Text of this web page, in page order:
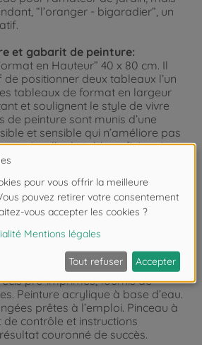
“l’oranger - bigaradier”, un
et gabarit de peinture:
en Hauteur” 40 x 80 cm. Il
positionner deux tableaux l’un
tableaux de format en largeur
et soulignent le style de vivre
de peinture sont munis d’une
et sensible qui n’améliore pas
visuelle du tableau fini mais
caractère pittoresque des
Arts & Crafts
en aluminium assortis pour
la barre de menu “Service
toile pour la peinture, taille 40 x
pré-imprimés, fournis de
Peinture acrylique à base d’eau.
prêtes à l’emploi. Pinceau à
de contrôle et instructions
couronné de succès.